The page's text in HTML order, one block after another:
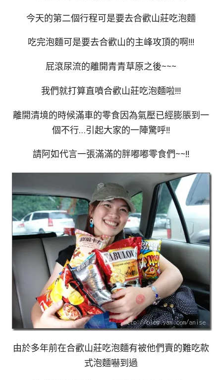
今天的第二個行程可是要去合歡山莊吃泡麵
吃完泡麵可是要去合歡山的主峰攻頂的啊!!!
屁滾尿流的離開青青草原之後~~~
我們就打算直噴合歡山莊吃泡麵啦!!!
離開清境的時候滿車的零食因為氣壓已經膨脹到一
個不行…引起大家的一陣驚呼!!
請阿如代言一張滿滿的胖嘟嘟零食們~~!!
由於多年前在合歡山莊吃泡麵有被他們賣的難吃款
式泡麵嚇到過